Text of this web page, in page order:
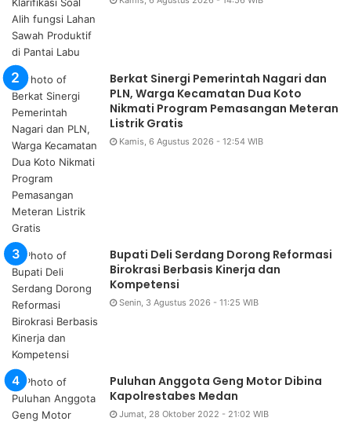
Berkat Sinergi Pemerintah Nagari dan
PLN, Warga Kecamatan Dua Koto
Nikmati Program Pemasangan Meteran
Listrik Gratis
Kamis, 6 Agustus 2026 - 12:54 WIB
Bupati Deli Serdang Dorong Reformasi
Birokrasi Berbasis Kinerja dan
Kompetensi
Senin, 3 Agustus 2026 - 11:25 WIB
Puluhan Anggota Geng Motor Dibina
Kapolrestabes Medan
Jumat, 28 Oktober 2022 - 21:02 WIB